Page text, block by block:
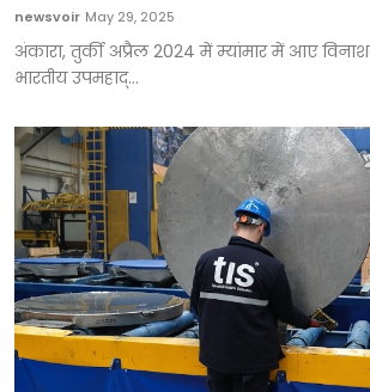
newsvoir May 29, 2025
अंकारा, तुर्की अप्रैल 2024 में म्यांमार में आए
भारतीय उपमहाद्...